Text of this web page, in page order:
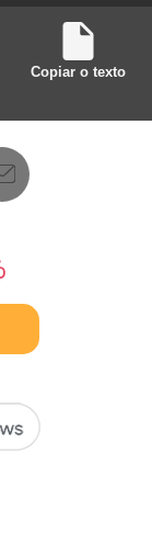
Copiar o texto